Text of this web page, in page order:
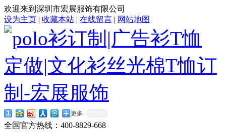
欢迎来到深圳市宏展服饰有限公司
设为主页 | 收藏本站 | 在线留言 | 网站地图
更多
全国官方热线： 400-8829-668